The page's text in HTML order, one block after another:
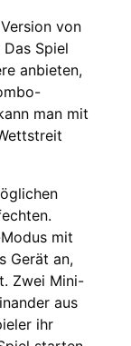
von
Spiel
anbieten,
man mit
mit
Gerät an,
Zwei Mini-
aus
ihr